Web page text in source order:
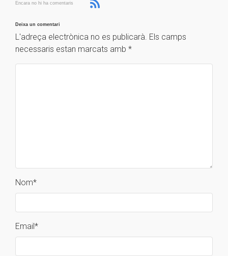
Encara no hi ha comentaris
Deixa un comentari
L'adreça electrònica no es publicarà. Els camps
necessaris estan marcats amb *
Nom*
Email*